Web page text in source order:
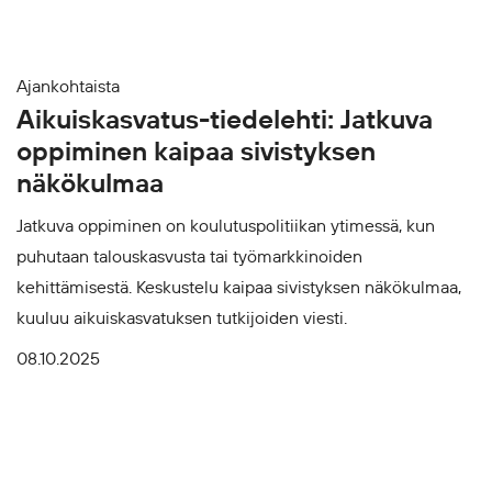
Ajankohtaista
Aikuiskasvatus-tiedelehti: Jatkuva
oppiminen kaipaa sivistyksen
näkökulmaa
Jatkuva oppiminen on koulutuspolitiikan ytimessä, kun
puhutaan talouskasvusta tai työmarkkinoiden
kehittämisestä. Keskustelu kaipaa sivistyksen näkökulmaa,
kuuluu aikuiskasvatuksen tutkijoiden viesti.
08.10.2025